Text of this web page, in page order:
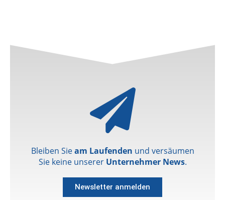
Bleiben Sieam Laufenden und versäumen
Sie keine unserer Unternehmer News.
Newsletter anmelden